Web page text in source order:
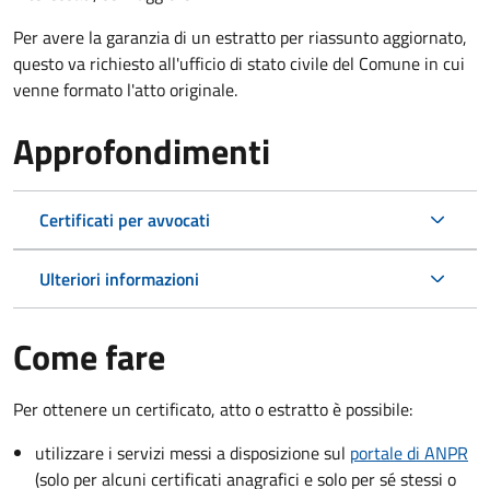
Per avere la garanzia di un estratto per riassunto aggiornato,
questo va richiesto all'ufficio di stato civile del Comune in cui
venne formato l'atto originale.
Approfondimenti
Certificati per avvocati
Ulteriori informazioni
Come fare
Per ottenere un certificato, atto o estratto è possibile:
utilizzare i servizi messi a disposizione sul portale di ANPR
(solo per alcuni certificati anagrafici e solo per sé stessi o